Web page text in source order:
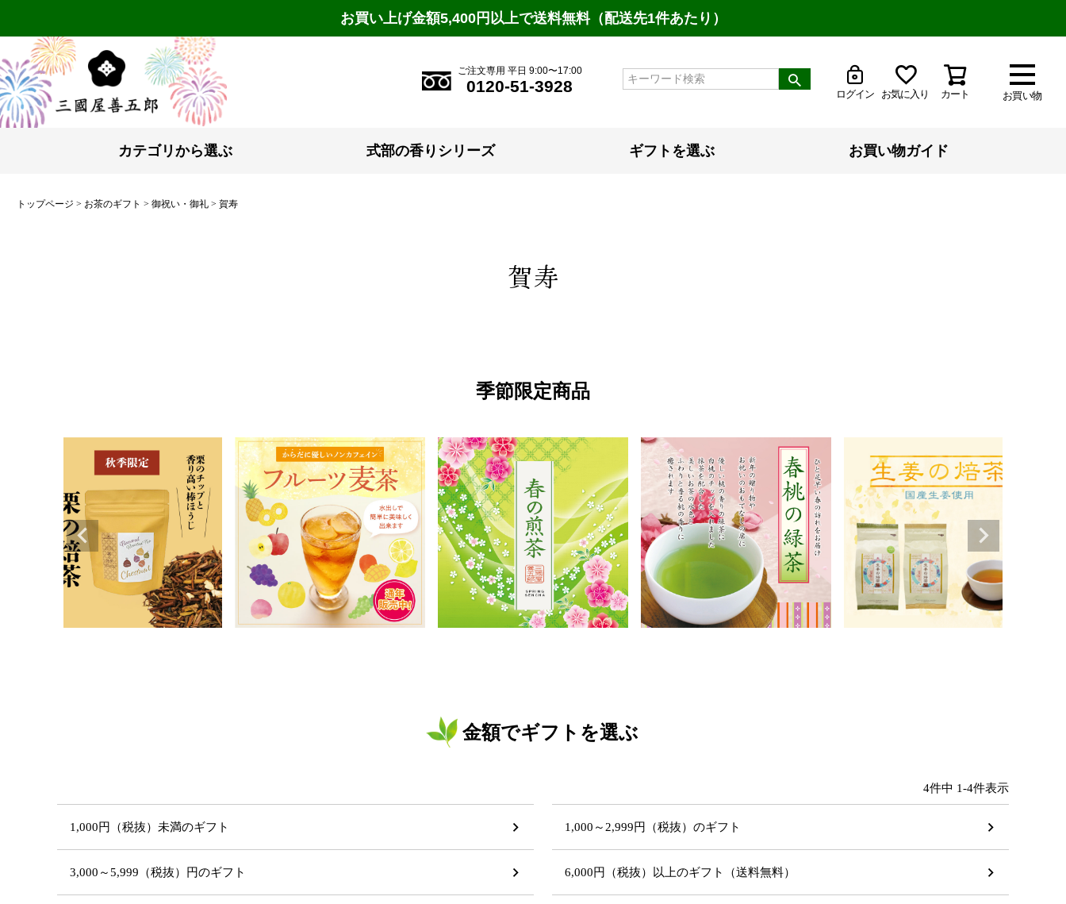
お買い上げ金額5,400円以上で送料無料（配送先1件あたり）
お買い物
ご注文専用 平日 9:00〜17:00
0120-51-3928 ログイン お気に入り カート
カテゴリから選ぶ 式部の香りシリーズ ギフトを選ぶ お買い物ガイド
トップページ お茶のギフト 御祝い・御礼 賀寿
賀寿
季節限定商品
金額でギフトを選ぶ
4件中 1-4件表示
1,000円（税抜）未満のギフト 1,000～2,999円（税抜）のギフト
3,000～5,999（税抜）円のギフト 6,000円（税抜）以上のギフト（送料無料）